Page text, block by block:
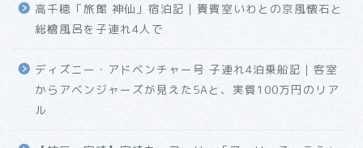
高千穂「旅館 神仙」宿泊記｜貴賓室いわとの京風懐石と
総檜風呂を子連れ4人で
ディズニー・アドベンチャー号 子連れ4泊乗船記｜客室
からアベンジャーズが見えた5Aと、実質100万円のリア
ル